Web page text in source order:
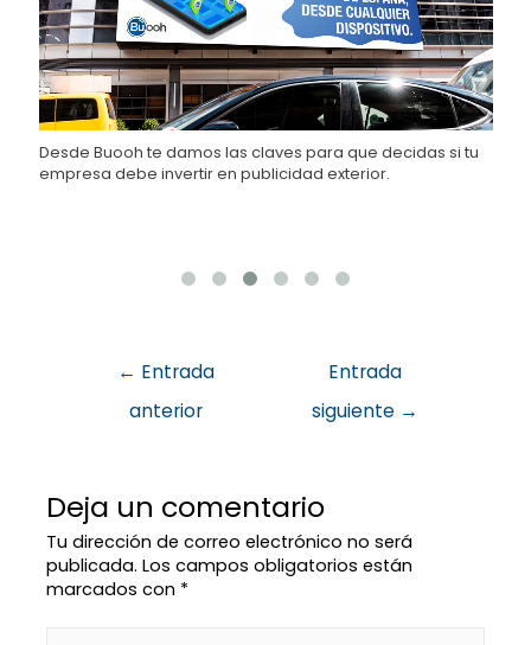
Desde Buooh te damos las claves para que decidas si tu
empresa debe invertir en publicidad exterior.
← Entrada
anterior
Entrada
siguiente →
Deja un comentario
Tu dirección de correo electrónico no será
publicada. Los campos obligatorios están
marcados con *